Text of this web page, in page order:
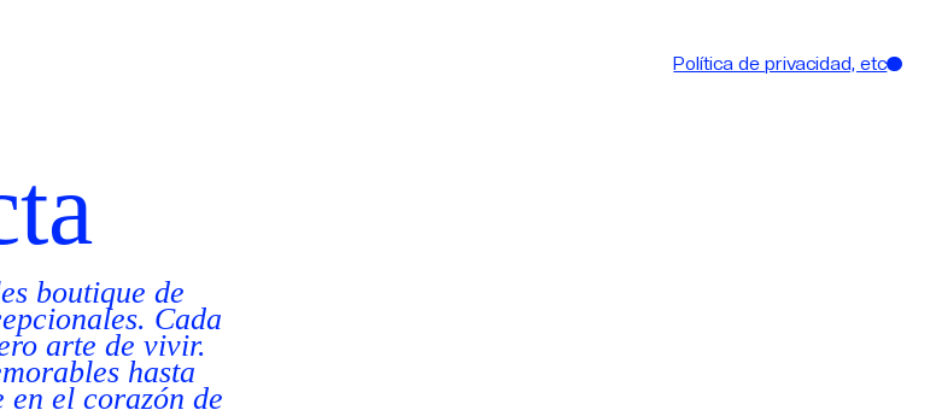
Política de privacidad, etc
boutique de
Cada
arte de vivir.
hasta
el corazón de